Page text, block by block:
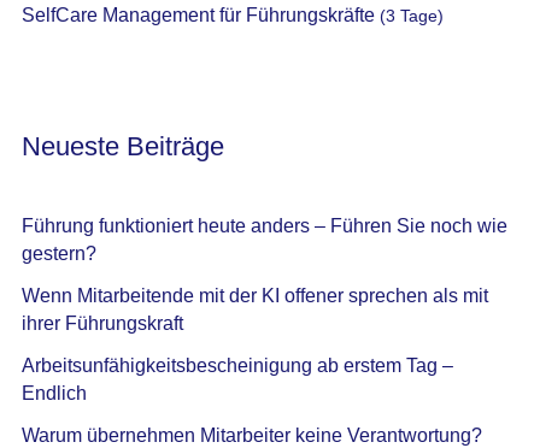
SelfCare Management für Führungskräfte(3 Tage)
Neueste Beiträge
Führung funktioniert heute anders – Führen Sie noch wie
gestern?
Wenn Mitarbeitende mit der KI offener sprechen als mit
ihrer Führungskraft
Arbeitsunfähigkeitsbescheinigung ab erstem Tag –
Endlich
Warum übernehmen Mitarbeiter keine Verantwortung?